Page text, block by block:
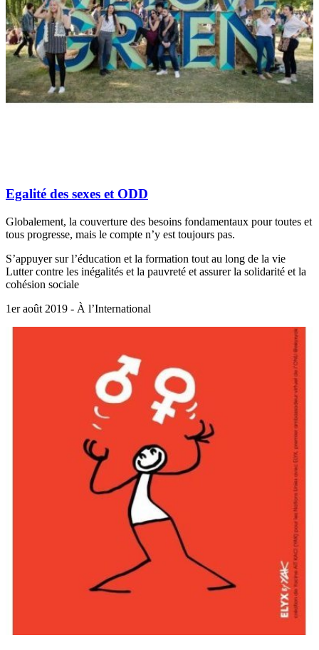
Egalité des sexes et ODD
Globalement, la couverture des besoins fondamentaux pour toutes et
tous progresse, mais le compte n’y est toujours pas.
S’appuyer sur l’éducation et la formation tout au long de la vie
Lutter contre les inégalités et la pauvreté et assurer la solidarité et la
cohésion sociale
1er août 2019 - À l’International